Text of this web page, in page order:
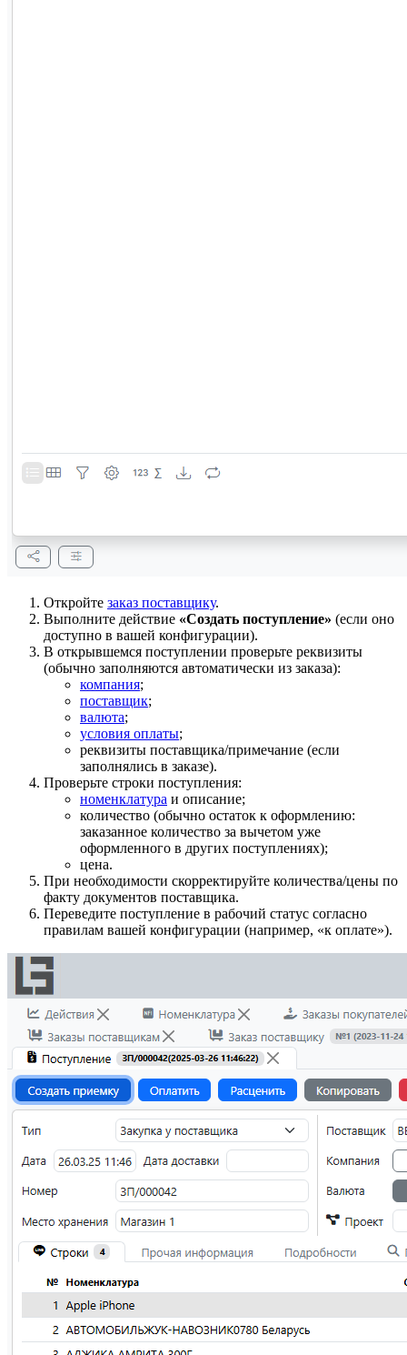
Откройте заказ поставщику.
Выполните действие «Создать поступление» (если оно
доступно в вашей конфигурации).
В открывшемся поступлении проверьте реквизиты
(обычно заполняются автоматически из заказа):
компания;
поставщик;
валюта;
условия оплаты;
реквизиты поставщика/примечание (если
заполнялись в заказе).
Проверьте строки поступления:
номенклатура и описание;
количество (обычно остаток к оформлению:
заказанное количество за вычетом уже
оформленного в других поступлениях);
цена.
При необходимости скорректируйте количества/цены по
факту документов поставщика.
Переведите поступление в рабочий статус согласно
правилам вашей конфигурации (например, «к оплате»).